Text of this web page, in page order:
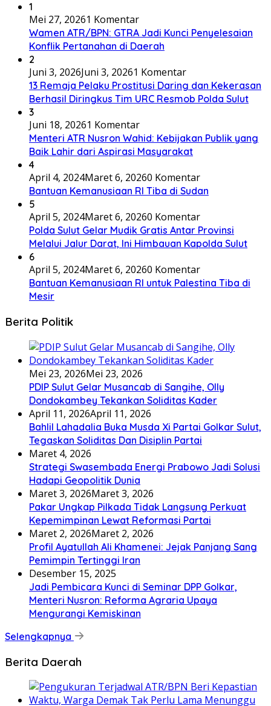
1
Mei 27, 20261 Komentar
Wamen ATR/BPN: GTRA Jadi Kunci Penyelesaian
Konflik Pertanahan di Daerah
2
Juni 3, 2026Juni 3, 20261 Komentar
13 Remaja Pelaku Prostitusi Daring dan Kekerasan
Berhasil Diringkus Tim URC Resmob Polda Sulut
3
Juni 18, 20261 Komentar
Menteri ATR Nusron Wahid: Kebijakan Publik yang
Baik Lahir dari Aspirasi Masyarakat
4
April 4, 2024Maret 6, 20260 Komentar
Bantuan Kemanusiaan RI Tiba di Sudan
5
April 5, 2024Maret 6, 20260 Komentar
Polda Sulut Gelar Mudik Gratis Antar Provinsi
Melalui Jalur Darat, Ini Himbauan Kapolda Sulut
6
April 5, 2024Maret 6, 20260 Komentar
Bantuan Kemanusiaan RI untuk Palestina Tiba di
Mesir
Berita Politik
Mei 23, 2026Mei 23, 2026
PDIP Sulut Gelar Musancab di Sangihe, Olly
Dondokambey Tekankan Soliditas Kader
April 11, 2026April 11, 2026
Bahlil Lahadalia Buka Musda Xi Partai Golkar Sulut,
Tegaskan Soliditas Dan Disiplin Partai
Maret 4, 2026
Strategi Swasembada Energi Prabowo Jadi Solusi
Hadapi Geopolitik Dunia
Maret 3, 2026Maret 3, 2026
Pakar Ungkap Pilkada Tidak Langsung Perkuat
Kepemimpinan Lewat Reformasi Partai
Maret 2, 2026Maret 2, 2026
Profil Ayatullah Ali Khamenei: Jejak Panjang Sang
Pemimpin Tertinggi Iran
Desember 15, 2025
Jadi Pembicara Kunci di Seminar DPP Golkar,
Menteri Nusron: Reforma Agraria Upaya
Mengurangi Kemiskinan
Selengkapnya
Berita Daerah